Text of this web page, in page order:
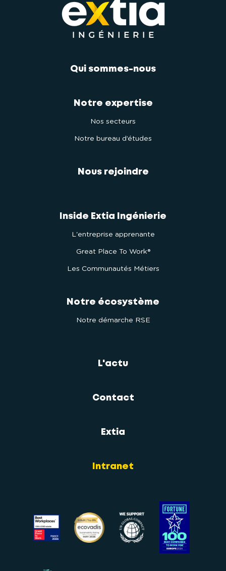
Qui sommes-nous
Notre expertise
Nos secteurs
Notre bureau d’études
Nous rejoindre
Inside Extia Ingénierie
L'entreprise apprenante
Great Place To Work®
Les Communautés Métiers
Notre écosystème
Notre démarche RSE
L'actu
Contact
Extia
Intranet